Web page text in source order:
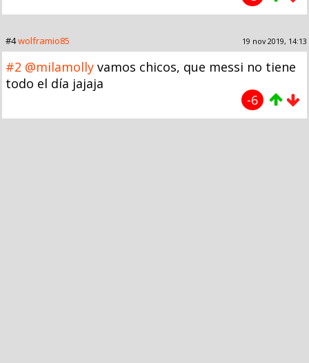
#4wolframio85 19 nov 2019, 14:13
#2 @milamolly vamos chicos, que messi no tiene
todo el día jajaja
-6